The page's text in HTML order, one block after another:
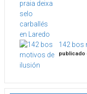
142 bos
publicado